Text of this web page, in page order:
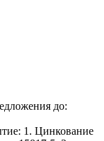
до:
1. Цинкование